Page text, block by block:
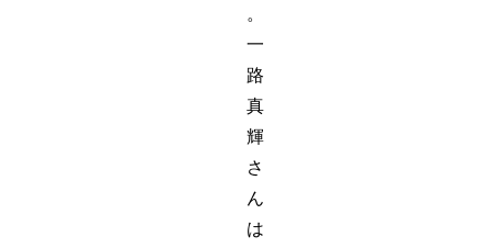
。
一
路
真
輝
さ
ん
は